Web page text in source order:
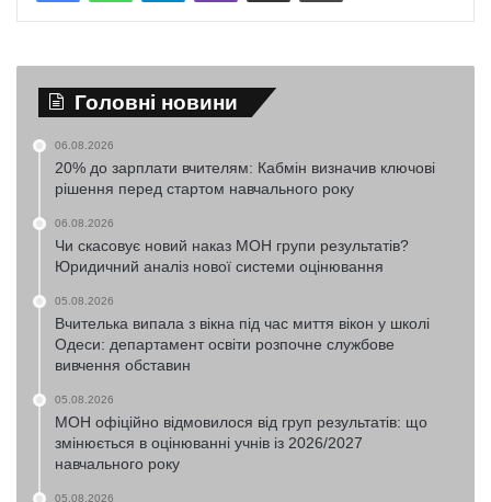
Головні новини
06.08.2026
20% до зарплати вчителям: Кабмін визначив ключові
рішення перед стартом навчального року
06.08.2026
Чи скасовує новий наказ МОН групи результатів?
Юридичний аналіз нової системи оцінювання
05.08.2026
Вчителька випала з вікна під час миття вікон у школі
Одеси: департамент освіти розпочне службове
вивчення обставин
05.08.2026
МОН офіційно відмовилося від груп результатів: що
змінюється в оцінюванні учнів із 2026/2027
навчального року
05.08.2026